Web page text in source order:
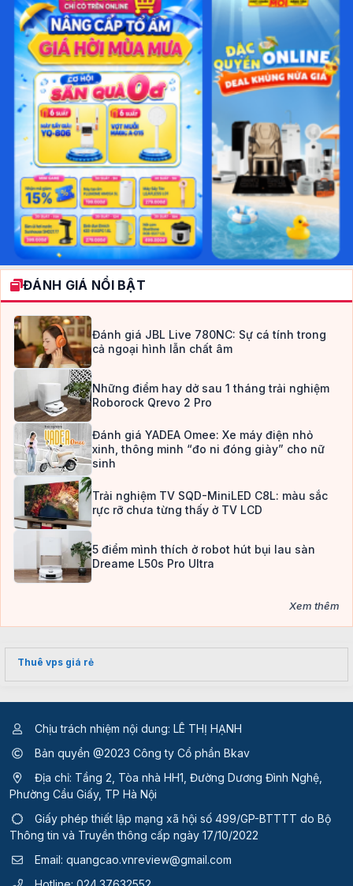
ĐÁNH GIÁ NỔI BẬT
Đánh giá JBL Live 780NC: Sự cá tính trong
cả ngoại hình lẫn chất âm
Những điểm hay dở sau 1 tháng trải nghiệm
Roborock Qrevo 2 Pro
Đánh giá YADEA Omee: Xe máy điện nhỏ
xinh, thông minh “đo ni đóng giày” cho nữ
sinh
Trải nghiệm TV SQD-MiniLED C8L: màu sắc
rực rỡ chưa từng thấy ở TV LCD
5 điểm mình thích ở robot hút bụi lau sàn
Dreame L50s Pro Ultra
Xem thêm
Thuê vps giá rẻ
Chịu trách nhiệm nội dung: LÊ THỊ HẠNH
Bản quyền @2023 Công ty Cổ phần Bkav
Địa chỉ: Tầng 2, Tòa nhà HH1, Đường Dương Đình Nghệ,
Phường Cầu Giấy, TP Hà Nội
Giấy phép thiết lập mạng xã hội số 499/GP-BTTTT do Bộ
Thông tin và Truyền thông cấp ngày 17/10/2022
Email: quangcao.vnreview@gmail.com